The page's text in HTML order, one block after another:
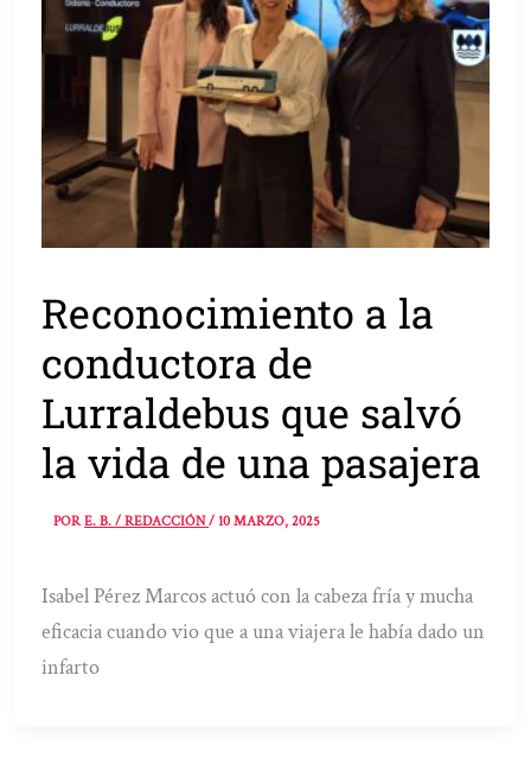
Reconocimiento a la
conductora de
Lurraldebus que salvó
la vida de una pasajera
PORE. B. / REDACCIÓN/10 MARZO, 2025
Isabel Pérez Marcos actuó con la cabeza fría y mucha
eficacia cuando vio que a una viajera le había dado un
infarto